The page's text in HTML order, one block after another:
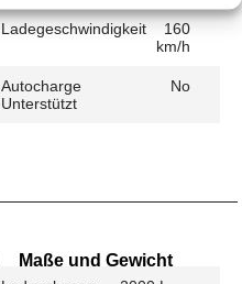
Ladegeschwindigkeit
160
km/h
Autocharge
Unterstützt
No
Maße und Gewicht